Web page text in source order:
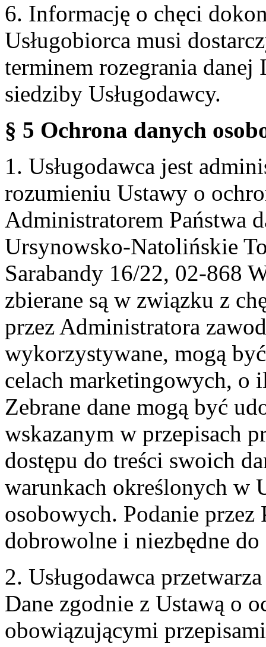
6. Informację o chęci
Usługobiorca musi
terminem rozegrania
siedziby Usługodawcy.
§ 5 Ochrona danych
1. Usługodawca jest
rozumieniu Ustawy o
Administratorem Państwa
Ursynowsko-Natolińskie
Sarabandy 16/22, 02-868
zbierane są w związku z
przez Administratora
wykorzystywane, mogą
celach marketingowych, o
Zebrane dane mogą być
wskazanym w przepisach
dostępu do treści swoich
warunkach określonych w
osobowych. Podanie przez
dobrowolne i niezbędne
2. Usługodawca
Dane zgodnie z Ustawą o
obowiązującymi